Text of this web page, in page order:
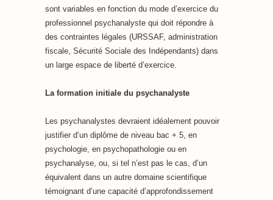
sont variables en fonction du mode d’exercice du
professionnel psychanalyste qui doit répondre à
des contraintes légales (URSSAF, administration
fiscale, Sécurité Sociale des Indépendants) dans
un large espace de liberté d’exercice.
La formation initiale du psychanalyste
Les psychanalystes devraient idéalement pouvoir
justifier d’un diplôme de niveau bac + 5, en
psychologie, en psychopathologie ou en
psychanalyse, ou, si tel n’est pas le cas, d’un
équivalent dans un autre domaine scientifique
témoignant d’une capacité d’approfondissement